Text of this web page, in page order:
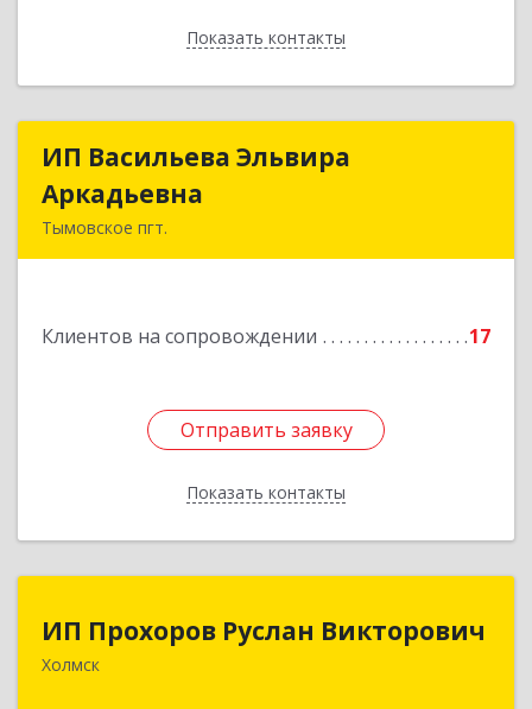
Показать контакты
Назад
ИП Васильева Эльвира
Аркадьевна
Тымовское пгт.
Клиентов на сопровождении 17
Отправить заявку
Показать контакты
ИП Васильева Эльвира
Отправить заявку
Назад
ИП Прохоров Руслан Викторович
Холмск
694620, Сахалинская обл, Холмский р-н, Холмск